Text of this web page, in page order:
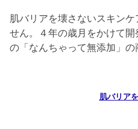
肌バリアを壊さないスキン
せん。４年の歳月をかけて
の「なんちゃって無添加」の
肌バリア